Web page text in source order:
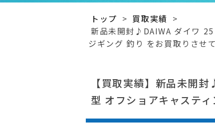
トップ > 買取実績 >
新品未開封♪DAIWA ダイワ
ジギング 釣り をお買取りさせ
【買取実績】新品未開
型 オフショアキャステ